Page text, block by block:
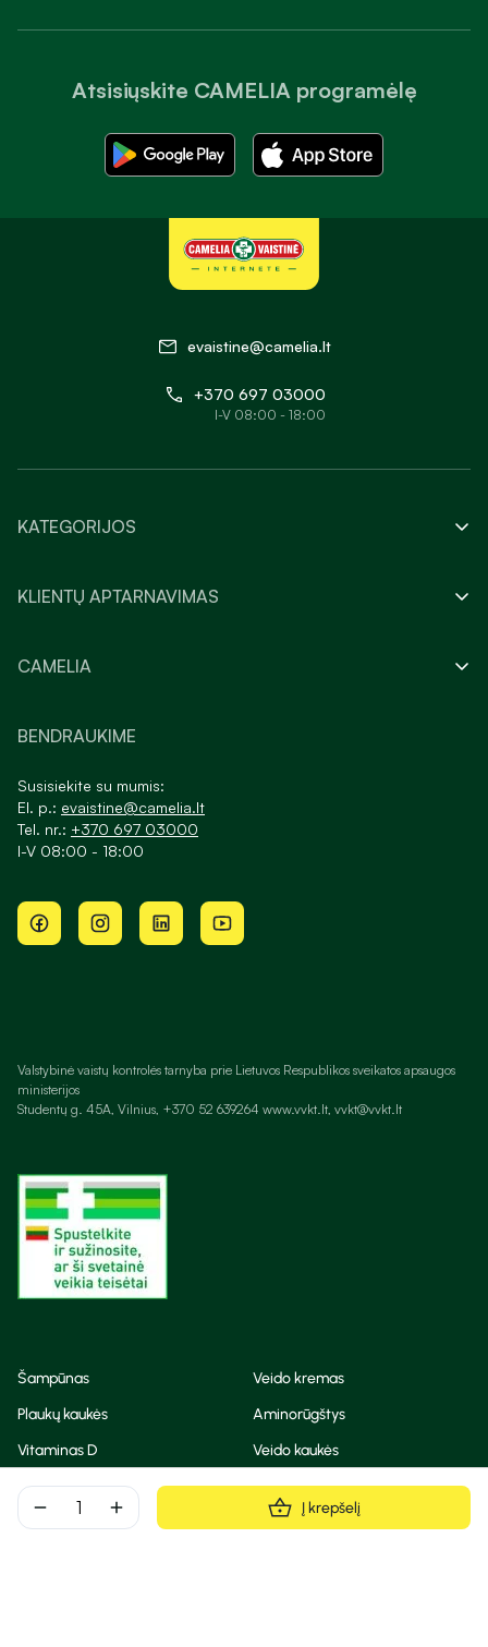
remove add Į krepšelį
Atsisiųskite CAMELIA programėlę
evaistine@camelia.lt
+370 697 03000
I-V 08:00 - 18:00
KATEGORIJOS
KLIENTŲ APTARNAVIMAS
CAMELIA
BENDRAUKIME
Susisiekite su mumis:
El. p.: evaistine@camelia.lt
Tel. nr.: +370 697 03000
I-V 08:00 - 18:00
Valstybinė vaistų kontrolės tarnyba prie Lietuvos Respublikos sveikatos apsaugos
ministerijos
Studentų g. 45A, Vilnius, +370 52 639264 www.vvkt.lt, vvkt@vvkt.lt
Šampūnas
Veido kremas
Plaukų kaukės
Aminorūgštys
Vitaminas D
Veido kaukės
Korėjietiška kosmetika
Eteriniai aliejai
Dezodorantas
BB ir CC kremas